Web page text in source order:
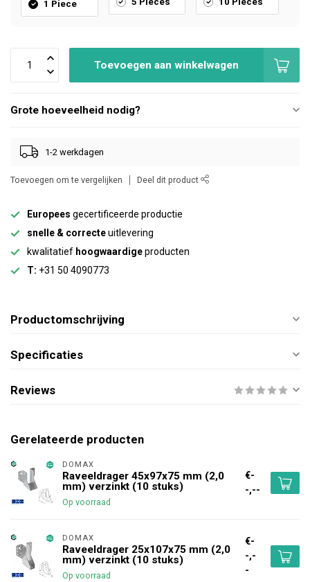
1 Piece
Toevoegen aan winkelwagen
Grote hoeveelheid nodig?
1-2 werkdagen
Toevoegen om te vergelijken Deel dit product
Europees gecertificeerde productie
snelle & correcteuitlevering
kwalitatief hoogwaardigeproducten
T: +31 50 4090773
Productomschrijving
Specificaties
Reviews
Gerelateerde producten
DOMAX
Raveeldrager 45x97x75 mm (2,0
mm) verzinkt (10 stuks)
Op voorraad
€-
-,--
DOMAX
Raveeldrager 25x107x75 mm (2,0
mm) verzinkt (10 stuks)
Op voorraad
€-
-,-
-